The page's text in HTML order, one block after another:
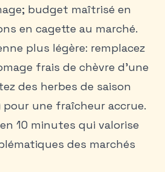
budget maîtrisé en
en cagette au marché.
plus légère: remplacez
frais de chèvre d’une
des herbes de saison
une fraîcheur accrue.
10 minutes qui valorise
des marchés